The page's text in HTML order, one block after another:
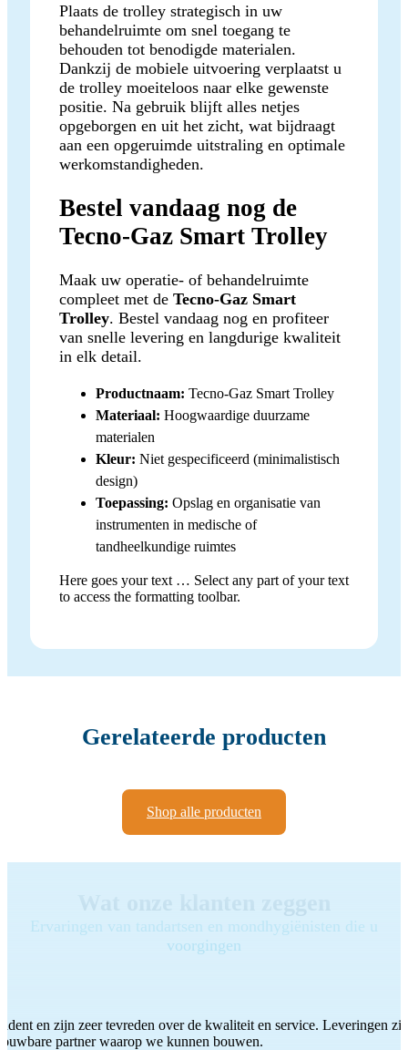
Plaats de trolley strategisch in uw
behandelruimte om snel toegang te
behouden tot benodigde materialen.
Dankzij de mobiele uitvoering verplaatst u
de trolley moeiteloos naar elke gewenste
positie. Na gebruik blijft alles netjes
opgeborgen en uit het zicht, wat bijdraagt
aan een opgeruimde uitstraling en optimale
werkomstandigheden.
Bestel vandaag nog de
Tecno-Gaz Smart Trolley
Maak uw operatie- of behandelruimte
compleet met de Tecno-Gaz Smart
Trolley. Bestel vandaag nog en profiteer
van snelle levering en langdurige kwaliteit
in elk detail.
Productnaam: Tecno-Gaz Smart Trolley
Materiaal: Hoogwaardige duurzame
materialen
Kleur: Niet gespecificeerd (minimalistisch
design)
Toepassing: Opslag en organisatie van
instrumenten in medische of
tandheelkundige ruimtes
Here goes your text … Select any part of your text
to access the formatting toolbar.
Gerelateerde producten
Shop alle producten
Ervaringen van tandartsen en mondhygiënisten die u
voorgingen
en zijn zeer tevreden over de kwaliteit en service. Leveringen
partner waarop we kunnen bouwen.